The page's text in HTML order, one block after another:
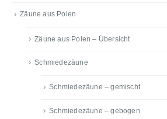
Zäune aus Polen
Zäune aus Polen – Übersicht
Schmiedezäune
Schmiedezäune – gemischt
Schmiedezäune – gebogen